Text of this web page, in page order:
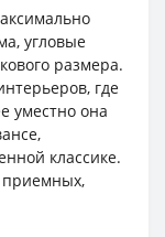
угловые
размера.
где
уместно она
классике.
приемных,